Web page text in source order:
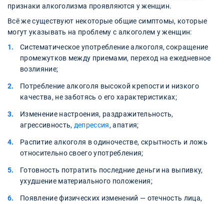
признаки алкоголизма проявляются у женщин.
Всё же существуют некоторые общие симптомы, которые
могут указывать на проблему с алкоголем у женщин:
Систематическое употребление алкоголя, сокращение
промежутков между приемами, переход на ежедневное
возлияние;
Потребление алкоголя высокой крепости и низкого
качества, не заботясь о его характеристиках;
Изменение настроения, раздражительность,
агрессивность, депрессия, апатия;
Распитие алкоголя в одиночестве, скрытность и ложь
относительно своего употребления;
Готовность потратить последние деньги на выпивку,
ухудшение материального положения;
Появление физических изменений — отечность лица,